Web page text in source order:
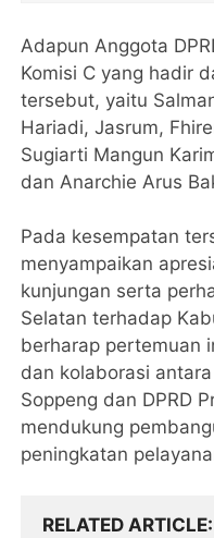
Adapun Anggota
Komisi C yang hadir
tersebut, yaitu
Hariadi, Jasrum,
Sugiarti Mangun
dan Anarchie Arus
Pada kesempatan
menyampaikan
kunjungan serta
Selatan terhadap
berharap pertemuan
dan kolaborasi
Soppeng dan DPRD
mendukung
peningkatan
RELATED ARTICLE